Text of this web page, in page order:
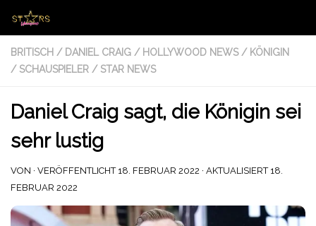
Zum Inhalt springen
BRITISCH / DANIEL CRAIG / HOLLYWOOD NEWS / KÖNIGIN
/ SCHAUSPIELER / STAR NEWS
Daniel Craig sagt, die Königin sei
sehr lustig
VON · VERÖFFENTLICHT 18. FEBRUAR 2022 · AKTUALISIERT 18.
FEBRUAR 2022